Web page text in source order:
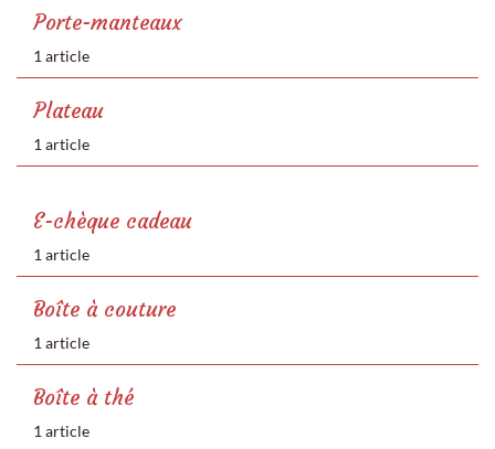
Porte-manteaux
1 article
Plateau
1 article
E-chèque cadeau
1 article
Boîte à couture
1 article
Boîte à thé
1 article